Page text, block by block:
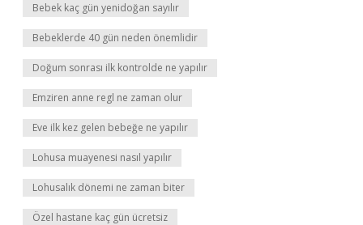
Bebek kaç gün yenidoğan sayılır
Bebeklerde 40 gün neden önemlidir
Doğum sonrası ilk kontrolde ne yapılır
Emziren anne regl ne zaman olur
Eve ilk kez gelen bebeğe ne yapılır
Lohusa muayenesi nasıl yapılır
Lohusalık dönemi ne zaman biter
Özel hastane kaç gün ücretsiz